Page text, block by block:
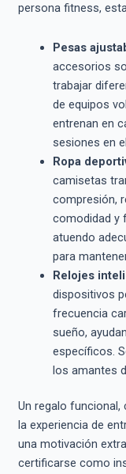
persona fitness,
Pesas
accesorios
trabajar
de equipos
entrenan en
sesiones en
Ropa
camisetas
compresión,
comodidad y
atuendo
para
Relojes
dispositivos
frecuencia
sueño,
específicos.
los amantes
Un regalo
la experiencia de
una motivación
certificarse como